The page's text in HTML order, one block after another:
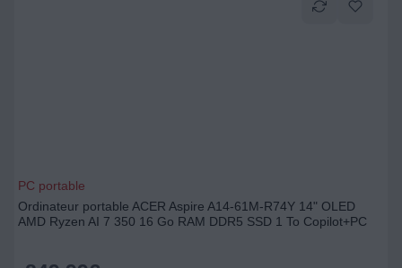
PC portable
Ordinateur portable ACER Aspire A14-61M-R74Y 14" OLED
AMD Ryzen AI 7 350 16 Go RAM DDR5 SSD 1 To Copilot+PC